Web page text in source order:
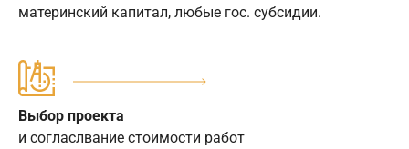
материнский капитал, любые гос. субсидии.
Выбор проекта
и согласлвание стоимости работ